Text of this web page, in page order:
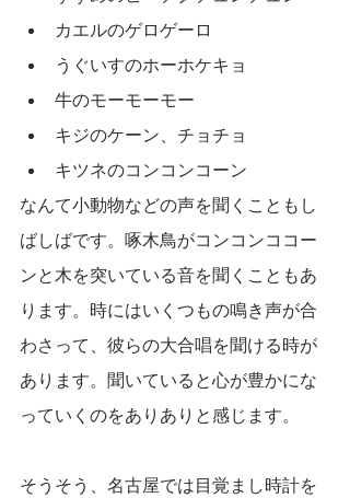
カエルのゲロゲーロ
うぐいすのホーホケキョ
牛のモーモーモー
キジのケーン、チョチョ
キツネのコンコンコーン
なんて小動物などの声を聞くこともし
ばしばです。啄木鳥がコンコンココー
ンと木を突いている音を聞くこともあ
ります。時にはいくつもの鳴き声が合
わさって、彼らの大合唱を聞ける時が
あります。聞いていると心が豊かにな
っていくのをありありと感じます。
そうそう、名古屋では目覚まし時計を